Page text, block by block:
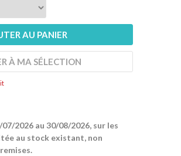
AU PANIER
À MA SÉLECTION
2026 au 30/08/2026, sur les
au stock existant, non